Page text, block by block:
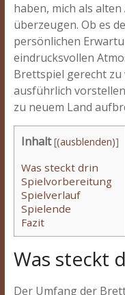
haben, mich als
überzeugen. Ob es
persönlichen
eindrucksvollen
Brettspiel gerecht zu
ausführlich
zu neuem Land
Inhalt [(ausblenden)]
Was steckt drin
Spielvorbereitung
Spielverlauf
Spielende
Fazit
Was steckt
Der Umfang der